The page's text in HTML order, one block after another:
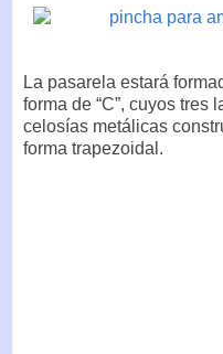
La pasarela estará
forma de “C”, cuyos tres
celosías metálicas
forma trapezoidal.